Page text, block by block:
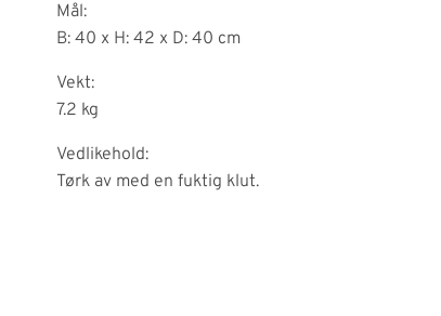
Mål:
B: 40 x H: 42 x D: 40 cm
Vekt:
7.2 kg
Vedlikehold:
Tørk av med en fuktig klut.